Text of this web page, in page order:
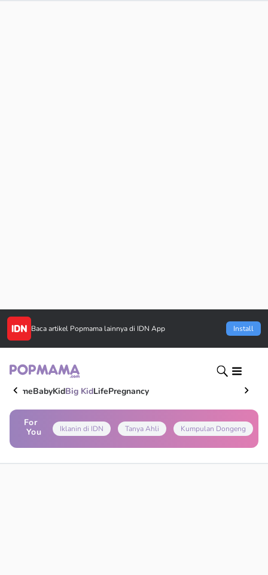
Baca artikel Popmama lainnya di IDN App Install
HomeBabyKidBig KidLifePregnancy
For
You
Iklanin di IDN Tanya Ahli Kumpulan Dongeng